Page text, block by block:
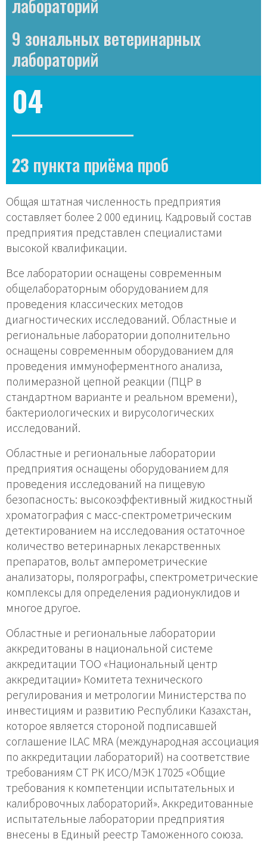
лабораторий
9 зональных ветеринарных
лабораторий
04
23 пункта приёма проб
Общая штатная численность предприятия
составляет более 2 000 единиц. Кадровый состав
предприятия представлен специалистами
высокой квалификации.
Все лаборатории оснащены современным
общелабораторным оборудованием для
проведения классических методов
диагностических исследований. Областные и
региональные лаборатории дополнительно
оснащены современным оборудованием для
проведения иммуноферментного анализа,
полимеразной цепной реакции (ПЦР в
стандартном варианте и реальном времени),
бактериологических и вирусологических
исследований.
Областные и региональные лаборатории
предприятия оснащены оборудованием для
проведения исследований на пищевую
безопасность: высокоэффективный жидкостный
хроматография с масс-спектрометрическим
детектированием на исследования остаточное
количество ветеринарных лекарственных
препаратов, вольт амперометрические
анализаторы, полярографы, спектрометрические
комплексы для определения радионуклидов и
многое другое.
Областные и региональные лаборатории
аккредитованы в национальной системе
аккредитации ТОО «Национальный центр
аккредитации» Комитета технического
регулирования и метрологии Министерства по
инвестициям и развитию Республики Казахстан,
которое является стороной подписавшей
соглашение ILAC MRA (международная ассоциация
по аккредитации лабораторий) на соответствие
требованиям СТ РК ИСО/МЭК 17025 «Общие
требования к компетенции испытательных и
калибровочных лабораторий». Аккредитованные
испытательные лаборатории предприятия
внесены в Единый реестр Таможенного союза.